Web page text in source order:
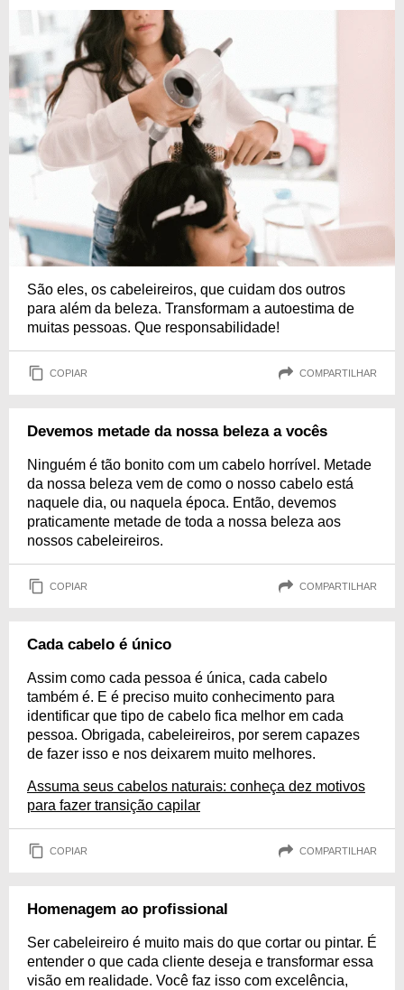
São eles, os cabeleireiros, que cuidam dos outros
para além da beleza. Transformam a autoestima de
muitas pessoas. Que responsabilidade!
COPIAR COMPARTILHAR
Devemos metade da nossa beleza a vocês
Ninguém é tão bonito com um cabelo horrível. Metade
da nossa beleza vem de como o nosso cabelo está
naquele dia, ou naquela época. Então, devemos
praticamente metade de toda a nossa beleza aos
nossos cabeleireiros.
COPIAR COMPARTILHAR
Cada cabelo é único
Assim como cada pessoa é única, cada cabelo
também é. E é preciso muito conhecimento para
identificar que tipo de cabelo fica melhor em cada
pessoa. Obrigada, cabeleireiros, por serem capazes
de fazer isso e nos deixarem muito melhores.
Assuma seus cabelos naturais: conheça dez motivos
para fazer transição capilar
COPIAR COMPARTILHAR
Homenagem ao profissional
Ser cabeleireiro é muito mais do que cortar ou pintar. É
entender o que cada cliente deseja e transformar essa
visão em realidade. Você faz isso com excelência,